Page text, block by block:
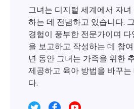
그녀는 디지털 세계에서 자
하는 데 전념하고 있습니다.
경험이 풍부한 전문가이며
을 보고하고 작성하는 데 참
년 동안 그녀는 가족을 위한
제공하고 육아 방법을 바꾸
다.